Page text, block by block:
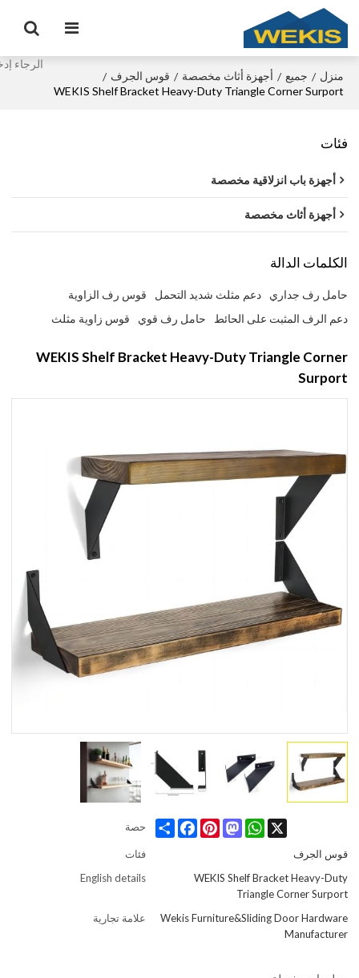
منزل / جميع / أجهزة أثاث مخصصة / قوس الجرف /
WEKIS Shelf Bracket Heavy-Duty Triangle Corner Surport
فئات
أجهزة باب انزلاقية مخصصة
أجهزة أثاث مخصصة
الكلمات الدالة
حامل رف جداري دعم مثلث شديد التحمل
قوس رف الزاوية
دعم الرف المثبت على الحائط
حامل رف قوي قوس زاوية مثلث
WEKIS Shelf Bracket Heavy-Duty Triangle Corner
Surport
حصة Share
FacebookPinterest
Mastodon
WhatsApp X
فئات
قوس الجرف
English details
WEKIS Shelf Bracket Heavy-Duty
Triangle Corner Surport
علامة تجارية
Wekis Furniture&Sliding Door Hardware
Manufacturer